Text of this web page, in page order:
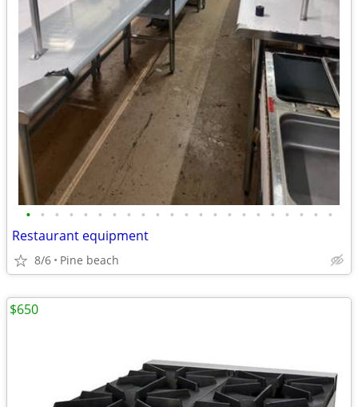
• • • • • • • • • • • • • • • • • • • • • •
Restaurant equipment
8/6 Pine beach
$650